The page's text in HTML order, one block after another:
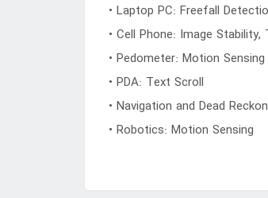
• Laptop PC: Freefall
• Cell Phone: Image
• Pedometer: Motion Sensing
• PDA: Text Scroll
• Navigation and Dead
• Robotics: Motion Sensing